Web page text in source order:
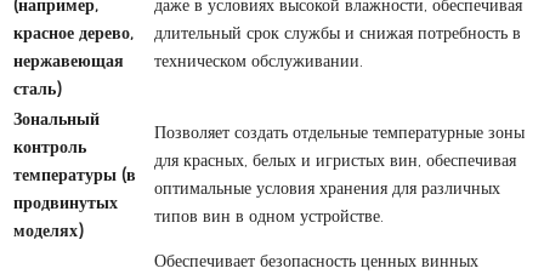
(например,
красное дерево,
нержавеющая
сталь)
даже в условиях высокой влажности, обеспечивая
длительный срок службы и снижая потребность в
техническом обслуживании.
Зональный
контроль
температуры (в
продвинутых
моделях)
Позволяет создать отдельные температурные зоны
для красных, белых и игристых вин, обеспечивая
оптимальные условия хранения для различных
типов вин в одном устройстве.
Обеспечивает безопасность ценных винных